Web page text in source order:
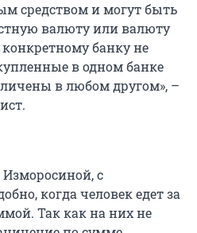
средством и могут быть
валюту или валюту
банку не
в одном банке
в любом другом», –
с
когда человек едет за
Так как на них не